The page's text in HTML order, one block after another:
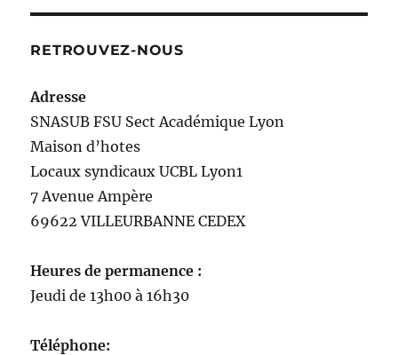
RETROUVEZ-NOUS
Adresse
SNASUB FSU Sect Académique Lyon
Maison d’hotes
Locaux syndicaux UCBL Lyon1
7 Avenue Ampère
69622 VILLEURBANNE CEDEX
Heures de permanence :
Jeudi de 13h00 à 16h30
Téléphone: